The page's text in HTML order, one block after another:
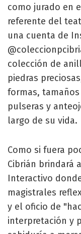
como jurado en
referente del
una cuenta de
colección de
piedras
formas,
pulseras y
largo de su vida.
Como si fuera
Cibrián brindará
Interactivo
magistrales
y el oficio de
interpretación y